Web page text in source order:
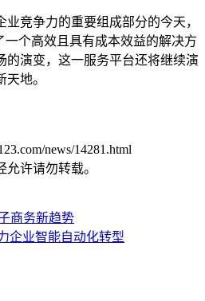
竞争力的重要组成部分的今天，
一个高效且具有成本效益的解决方
的演变，这一服务平台还将继续演
地。
news/14281.html
许请勿转载。
商务新趋势
企业智能自动化转型